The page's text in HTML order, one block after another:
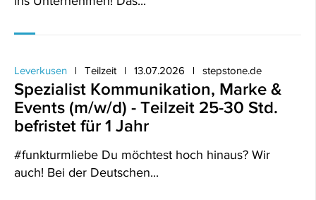
Leverkusen Teilzeit 13.07.2026 stepstone.de
Spezialist Kommunikation, Marke &
Events (m/w/d) - Teilzeit 25-30 Std.
befristet für 1 Jahr
#funkturmliebe Du möchtest hoch hinaus? Wir
auch! Bei der Deutschen...